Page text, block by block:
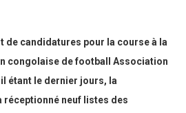
de candidatures pour la course à la
congolaise de football Association
étant le dernier jours, la
neuf listes des